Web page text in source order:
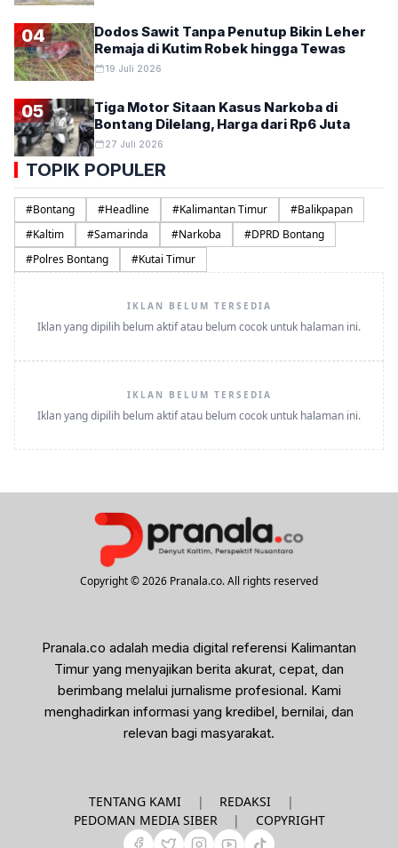
04
Dodos Sawit Tanpa Penutup Bikin Leher
Remaja di Kutim Robek hingga Tewas
19 Juli 2026
05
Tiga Motor Sitaan Kasus Narkoba di
Bontang Dilelang, Harga dari Rp6 Juta
27 Juli 2026
TOPIK POPULER
#Bontang #Headline #Kalimantan Timur #Balikpapan
#Kaltim #Samarinda #Narkoba #DPRD Bontang
#Polres Bontang #Kutai Timur
IKLAN BELUM TERSEDIA
Iklan yang dipilih belum aktif atau belum cocok untuk halaman ini.
IKLAN BELUM TERSEDIA
Iklan yang dipilih belum aktif atau belum cocok untuk halaman ini.
Copyright © 2026 Pranala.co. All rights reserved
Pranala.co adalah media digital referensi Kalimantan
Timur yang menyajikan berita akurat, cepat, dan
berimbang melalui jurnalisme profesional. Kami
menghadirkan informasi yang kredibel, bernilai, dan
relevan bagi masyarakat.
TENTANG KAMI | REDAKSI
|
PEDOMAN MEDIA SIBER
| COPYRIGHT